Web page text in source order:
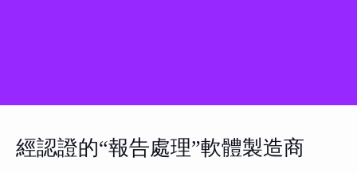
經認證的“報告處理”軟體製造商